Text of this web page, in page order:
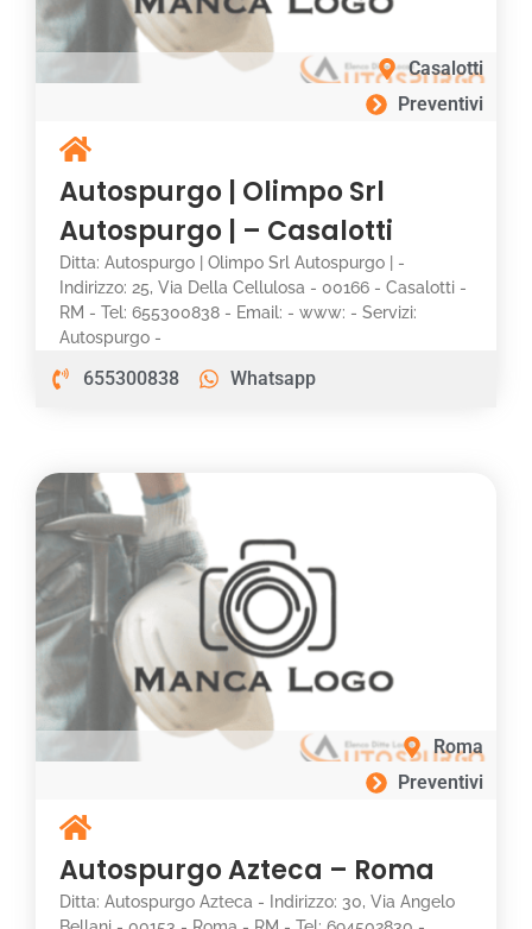
Casalotti
Preventivi
Autospurgo | Olimpo Srl
Autospurgo | – Casalotti
Ditta: Autospurgo | Olimpo Srl Autospurgo | -
Indirizzo: 25, Via Della Cellulosa - 00166 - Casalotti -
RM - Tel: 655300838 - Email: - www: - Servizi:
Autospurgo -
655300838 Whatsapp
Roma
Preventivi
Autospurgo Azteca – Roma
Ditta: Autospurgo Azteca - Indirizzo: 30, Via Angelo